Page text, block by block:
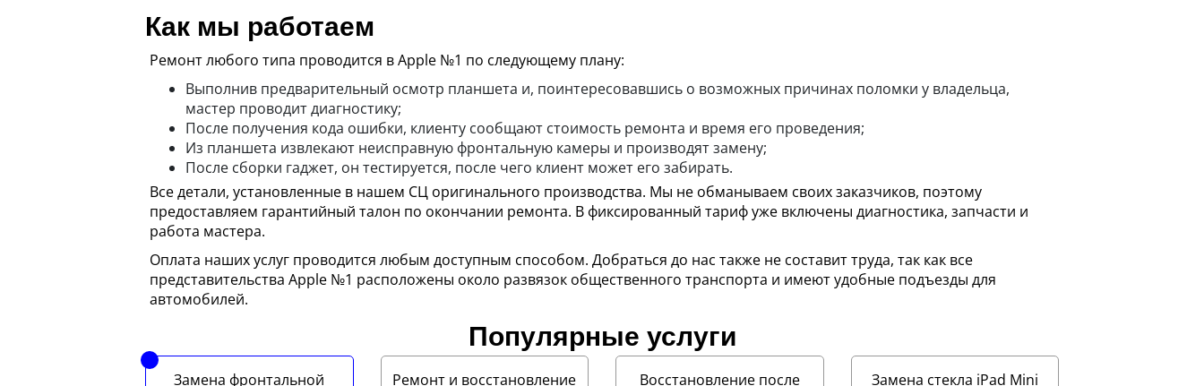
Как мы работаем
Ремонт любого типа проводится в Apple №1 по следующему плану:
Выполнив предварительный осмотр планшета и, поинтересовавшись о возможных причинах поломки у владельца,
мастер проводит диагностику;
После получения кода ошибки, клиенту сообщают стоимость ремонта и время его проведения;
Из планшета извлекают неисправную фронтальную камеры и производят замену;
После сборки гаджет, он тестируется, после чего клиент может его забирать.
Все детали, установленные в нашем СЦ оригинального производства. Мы не обманываем своих заказчиков, поэтому
предоставляем гарантийный талон по окончании ремонта. В фиксированный тариф уже включены диагностика, запчасти и
работа мастера.
Оплата наших услуг проводится любым доступным способом. Добраться до нас также не составит труда, так как все
представительства Apple №1 расположены около развязок общественного транспорта и имеют удобные подъезды для
автомобилей.
Популярные услуги
Замена фронтальной
Ремонт и восстановление
Восстановление после
Замена стекла iPad Mini